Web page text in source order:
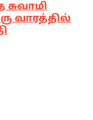
சுவாமி
வாரத்தில்